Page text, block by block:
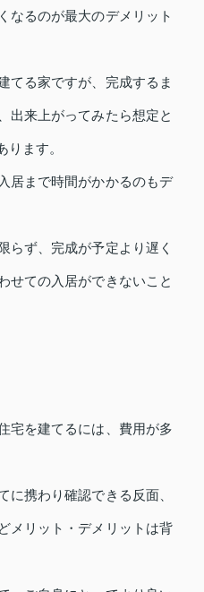
なるのが最大のデメリット
てる家ですが、完成するま
出来上がってみたら想定と
ります。
居まで時間がかかるのもデ
らず、完成が予定より遅く
せての入居ができないこと
宅を建てるには、費用が多
に携わり確認できる反面、
メリット・デメリットは背